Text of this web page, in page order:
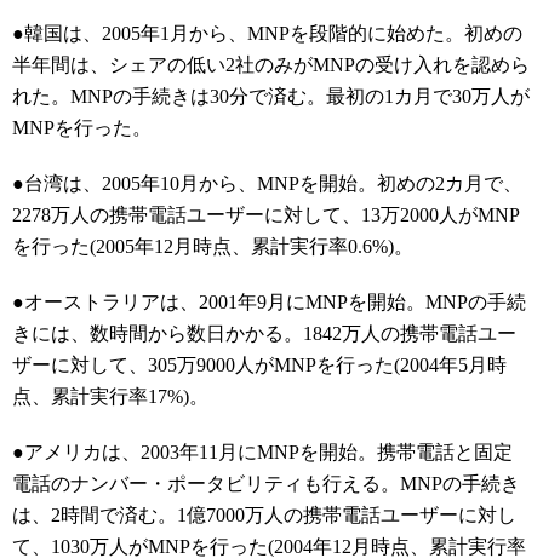
●韓国は、2005年1月から、MNPを段階的に始めた。初めの
半年間は、シェアの低い2社のみがMNPの受け入れを認めら
れた。MNPの手続きは30分で済む。最初の1カ月で30万人が
MNPを行った。
●台湾は、2005年10月から、MNPを開始。初めの2カ月で、
2278万人の携帯電話ユーザーに対して、13万2000人がMNP
を行った(2005年12月時点、累計実行率0.6%)。
●オーストラリアは、2001年9月にMNPを開始。MNPの手続
きには、数時間から数日かかる。1842万人の携帯電話ユー
ザーに対して、305万9000人がMNPを行った(2004年5月時
点、累計実行率17%)。
●アメリカは、2003年11月にMNPを開始。携帯電話と固定
電話のナンバー・ポータビリティも行える。MNPの手続き
は、2時間で済む。1億7000万人の携帯電話ユーザーに対し
て、1030万人がMNPを行った(2004年12月時点、累計実行率